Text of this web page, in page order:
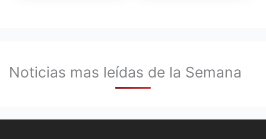
Noticias mas leídas de la Semana